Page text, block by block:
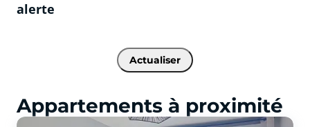
alerte
Actualiser
Appartements à proximité